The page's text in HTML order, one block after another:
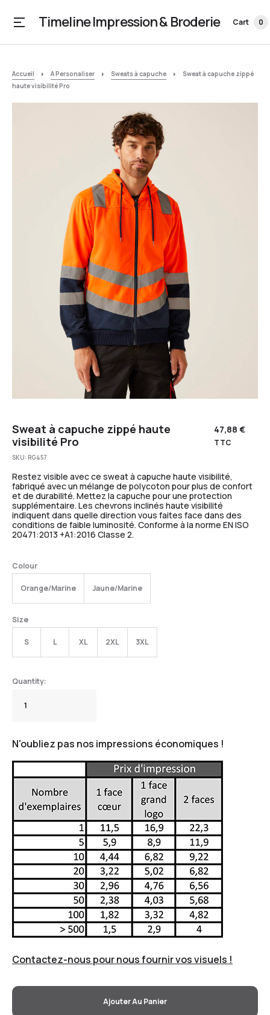
Timeline Impression & Broderie Cart 0
Accueil A Personaliser Sweats à capuche
Sweat à capuche zippé
haute visibilité Pro
Sweat à capuche zippé haute
visibilité Pro
47,88€
TTC
SKU: RG457
Restez visible avec ce sweat à capuche haute visibilité,
fabriqué avec un mélange de polycoton pour plus de confort
et de durabilité. Mettez la capuche pour une protection
supplémentaire. Les chevrons inclinés haute visibilité
indiquent dans quelle direction vous faites face dans des
conditions de faible luminosité. Conforme à la norme EN ISO
20471:2013 +A1:2016 Classe 2.
Colour
Orange/Marine Jaune/Marine
Size
S L XL 2XL 3XL
N'oubliez pas nos impressions économiques !
Contactez-nous pour nous fournir vos visuels !
Ajouter Au Panier